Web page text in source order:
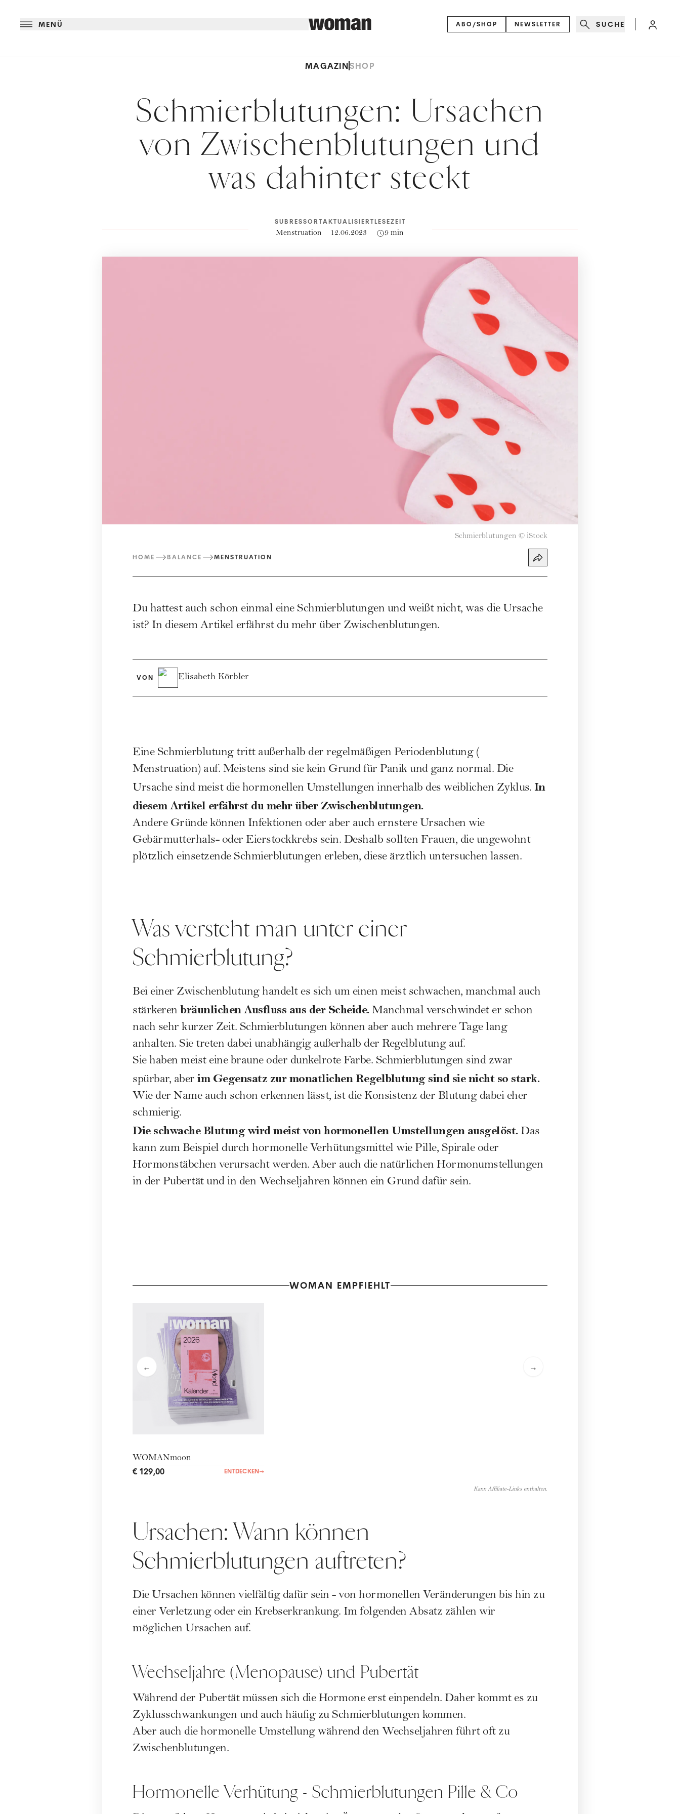
MENÜ ABO/SHOP NEWSLETTER SUCHE
MAGAZINSHOP
Schmierblutungen: Ursachen
von Zwischenblutungen und
was dahinter steckt
SUBRESSORT
Menstruation
AKTUALISIERT
12.06.2023
LESEZEIT
9 min
Schmierblutungen © iStock
HOME BALANCE MENSTRUATION
Du hattest auch schon einmal eine Schmierblutungen und weißt nicht, was die Ursache
ist? In diesem Artikel erfährst du mehr über Zwischenblutungen.
VON Elisabeth Körbler
Eine Schmierblutung tritt außerhalb der regelmäßigen Periodenblutung (
Menstruation) auf. Meistens sind sie kein Grund für Panik und ganz normal. Die
Ursache sind meist die hormonellen Umstellungen innerhalb des weiblichen Zyklus. In
diesem Artikel erfährst du mehr über Zwischenblutungen.
Andere Gründe können Infektionen oder aber auch ernstere Ursachen wie
Gebärmutterhals- oder Eierstockkrebs sein. Deshalb sollten Frauen, die ungewohnt
plötzlich einsetzende Schmierblutungen erleben, diese ärztlich untersuchen lassen.
Was versteht man unter einer
Schmierblutung?
Bei einer Zwischenblutung handelt es sich um einen meist schwachen, manchmal auch
stärkeren bräunlichen Ausfluss aus der Scheide.Manchmal verschwindet er schon
nach sehr kurzer Zeit. Schmierblutungen können aber auch mehrere Tage lang
anhalten. Sie treten dabei unabhängig außerhalb der Regelblutung auf.
Sie haben meist eine braune oder dunkelrote Farbe. Schmierblutungen sind zwar
spürbar, aber im Gegensatz zur monatlichen Regelblutung sind sie nicht so stark.
Wie der Name auch schon erkennen lässt, ist die Konsistenz der Blutung dabei eher
schmierig.
Die schwache Blutung wird meist von hormonellen Umstellungen ausgelöst.Das
kann zum Beispiel durch hormonelle Verhütungsmittel wie Pille, Spirale oder
Hormonstäbchen verursacht werden. Aber auch die natürlichen Hormonumstellungen
in der Pubertät und in den Wechseljahren können ein Grund dafür sein.
WOMAN EMPFIEHLT
← →
WOMANmoon
€ 129,00 ENTDECKEN→
Kann Affiliate-Links enthalten.
Ursachen: Wann können
Schmierblutungen auftreten?
Die Ursachen können vielfältig dafür sein - von hormonellen Veränderungen bis hin zu
einer Verletzung oder ein Krebserkrankung. Im folgenden Absatz zählen wir
möglichen Ursachen auf.
Wechseljahre (Menopause) und Pubertät
Während der Pubertät müssen sich die Hormone erst einpendeln. Daher kommt es zu
Zyklusschwankungen und auch häufig zu Schmierblutungen kommen.
Aber auch die hormonelle Umstellung während den Wechseljahren führt oft zu
Zwischenblutungen.
Hormonelle Verhütung - Schmierblutungen Pille & Co